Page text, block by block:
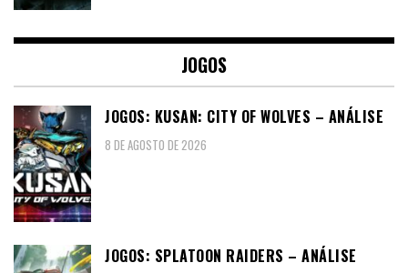
JOGOS
JOGOS: KUSAN: CITY OF WOLVES – ANÁLISE
8 DE AGOSTO DE 2026
JOGOS: SPLATOON RAIDERS – ANÁLISE